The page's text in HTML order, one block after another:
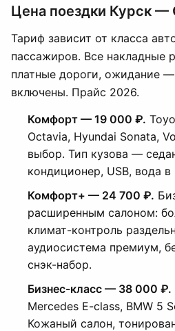
Цена поездки Курск —
Тариф зависит от класса
пассажиров. Все накладные
платные дороги, ожидание
включены. Прайс 2026.
Комфорт — 19 000 ₽.
Octavia, Hyundai Sonata,
выбор. Тип кузова —
кондиционер, USB, вода в
Комфорт+ — 24 700 ₽.
расширенным салоном:
климат-контроль
аудиосистема премиум,
снэк-набор.
Бизнес-класс — 38 000 ₽.
Mercedes E-class, BMW 5
Кожаный салон,